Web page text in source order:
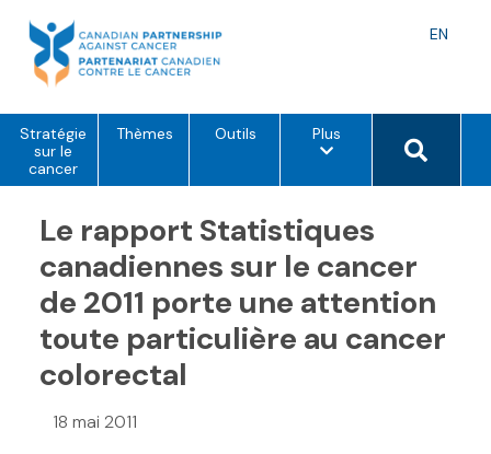
content
EN
Stratégie
sur le
cancer
Thèmes Outils Pluso
i
s
e
e
u
Search
Le rapport Statistiques
canadiennes sur le cancer
de 2011 porte une attention
toute particulière au cancer
colorectal
18 mai 2011